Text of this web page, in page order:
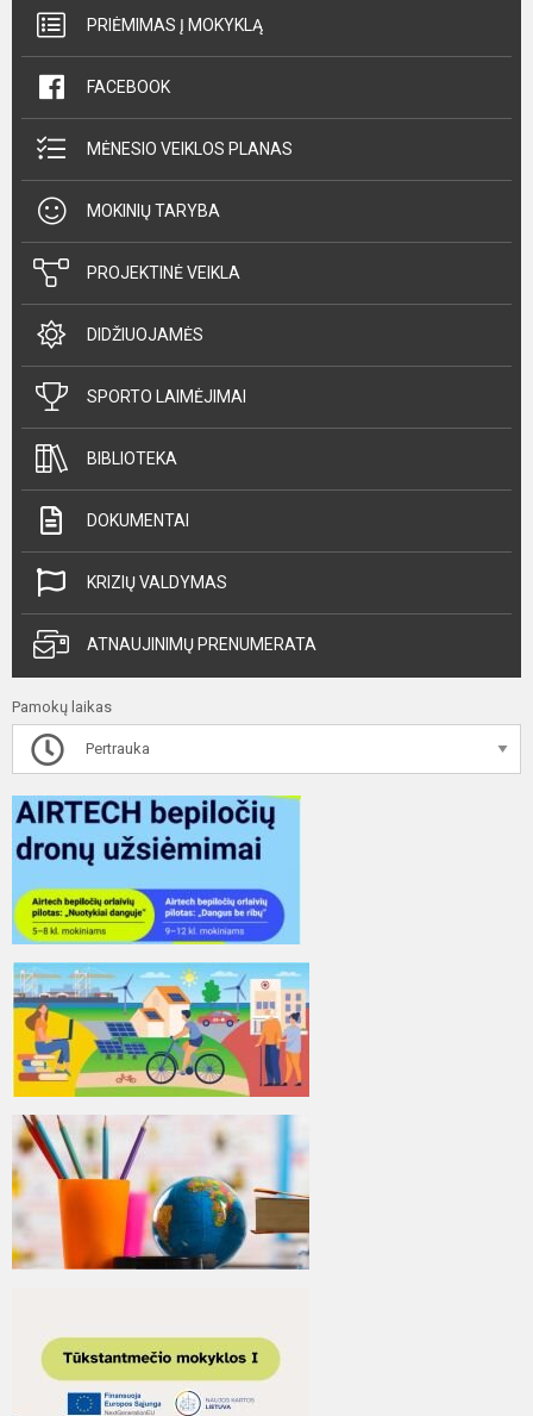
PRIĖMIMAS Į MOKYKLĄ
FACEBOOK
MĖNESIO VEIKLOS PLANAS
MOKINIŲ TARYBA
PROJEKTINĖ VEIKLA
DIDŽIUOJAMĖS
SPORTO LAIMĖJIMAI
BIBLIOTEKA
DOKUMENTAI
KRIZIŲ VALDYMAS
ATNAUJINIMŲ PRENUMERATA
Pamokų laikas
Pertrauka